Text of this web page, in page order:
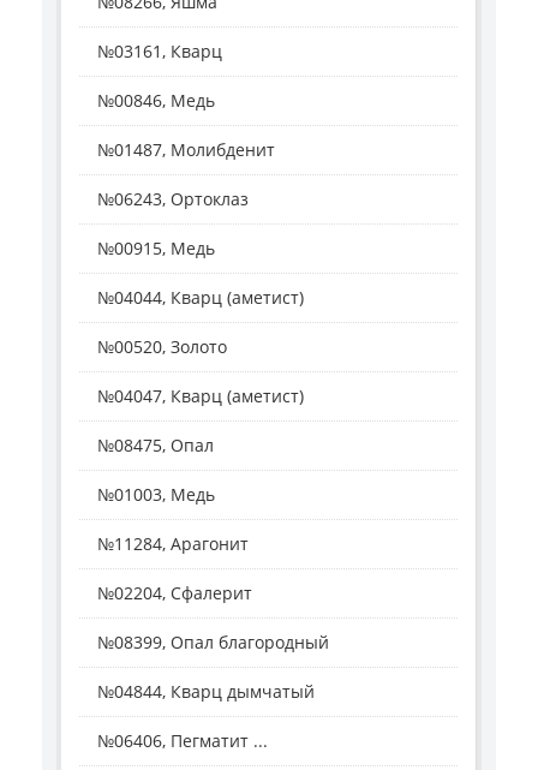
№03161, Кварц
№00846, Медь
№01487, Молибденит
№06243, Ортоклаз
№00915, Медь
№04044, Кварц (аметист)
№00520, Золото
№04047, Кварц (аметист)
№08475, Опал
№01003, Медь
№11284, Арагонит
№02204, Сфалерит
№08399, Опал благородный
№04844, Кварц дымчатый
№06406, Пегматит ...